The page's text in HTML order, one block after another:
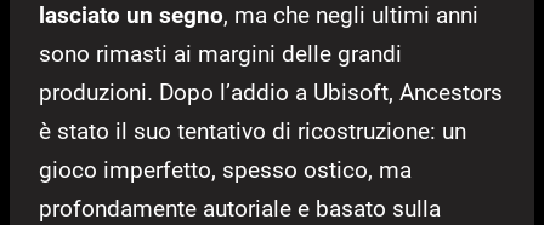
lasciato un segno, ma che negli ultimi anni
sono rimasti ai margini delle grandi
produzioni. Dopo l’addio a Ubisoft, Ancestors
è stato il suo tentativo di ricostruzione: un
gioco imperfetto, spesso ostico, ma
profondamente autoriale e basato sulla